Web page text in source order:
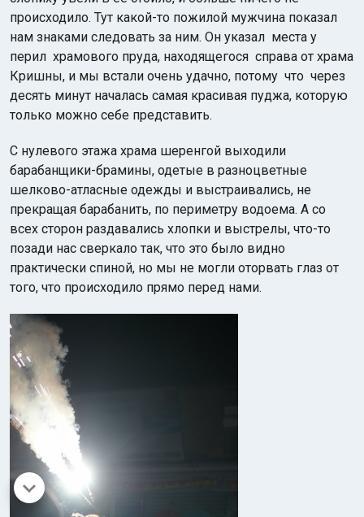
происходило. Тут какой-то пожилой мужчина показал
нам знаками следовать за ним. Он указал места у
перил храмового пруда, находящегося справа от храма
Кришны, и мы встали очень удачно, потому что через
десять минут началась самая красивая пуджа, которую
только можно себе представить.
С нулевого этажа храма шеренгой выходили
барабанщики-брамины, одетые в разноцветные
шелково-атласные одежды и выстраивались, не
прекращая барабанить, по периметру водоема. А со
всех сторон раздавались хлопки и выстрелы, что-то
позади нас сверкало так, что это было видно
практически спиной, но мы не могли оторвать глаз от
того, что происходило прямо перед нами.